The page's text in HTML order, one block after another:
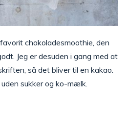
chokoladesmoothie, den
Jeg er desuden i gang med at
så det bliver til en kakao.
sukker og ko-mælk.